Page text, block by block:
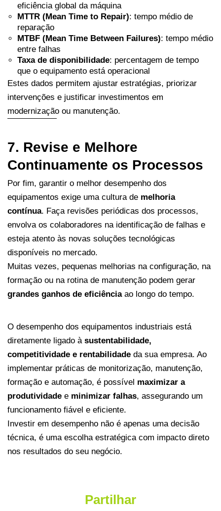
eficiência global da máquina
MTTR (Mean Time to Repair): tempo médio de
reparação
MTBF (Mean Time Between Failures): tempo médio
entre falhas
Taxa de disponibilidade: percentagem de tempo
que o equipamento está operacional
Estes dados permitem ajustar estratégias, priorizar
intervenções e justificar investimentos em
modernização ou manutenção.
7. Revise e Melhore
Continuamente os Processos
Por fim, garantir o melhor desempenho dos
equipamentos exige uma cultura de melhoria
contínua. Faça revisões periódicas dos processos,
envolva os colaboradores na identificação de falhas e
esteja atento às novas soluções tecnológicas
disponíveis no mercado.
Muitas vezes, pequenas melhorias na configuração, na
formação ou na rotina de manutenção podem gerar
grandes ganhos de eficiênciaao longo do tempo.
O desempenho dos equipamentos industriais está
diretamente ligado à sustentabilidade,
competitividade e rentabilidade da sua empresa. Ao
implementar práticas de monitorização, manutenção,
formação e automação, é possível maximizar a
produtividade e minimizar falhas, assegurando um
funcionamento fiável e eficiente.
Investir em desempenho não é apenas uma decisão
técnica, é uma escolha estratégica com impacto direto
nos resultados do seu negócio.
Partilhar